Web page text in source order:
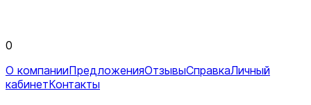
0
О компанииПредложенияОтзывыСправкаЛичный
кабинетКонтакты